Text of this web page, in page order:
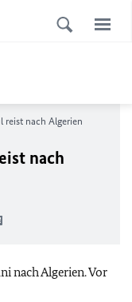
reist nach Algerien
nach
nach Algerien. Vor